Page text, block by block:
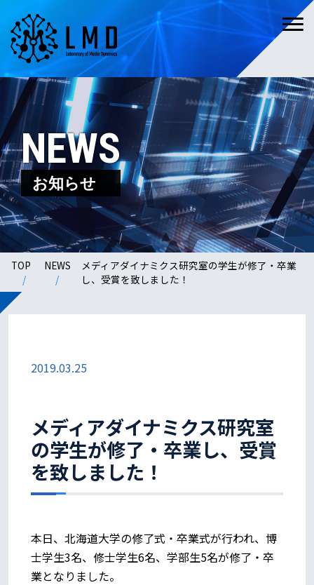
NEWS
お知らせ
TOP NEWS
メディアダイナミクス研究室の学生が修了・卒業
し、受賞を致しました！
2019.03.25
メディアダイナミクス研究室
の学生が修了・卒業し、受賞
を致しました！
本日、北海道大学の修了式・卒業式が行われ、博
士学生3名、修士学生6名、学部生5名が修了・卒
業となりました。